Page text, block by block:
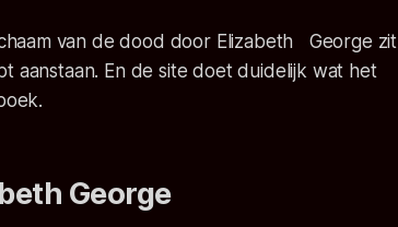
van de dood door Elizabeth George zit
aanstaan. En de site doet duidelijk wat het
George